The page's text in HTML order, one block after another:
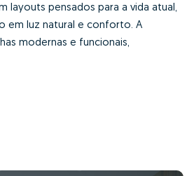
layouts pensados para a vida atual,
em luz natural e conforto. A
modernas e funcionais,